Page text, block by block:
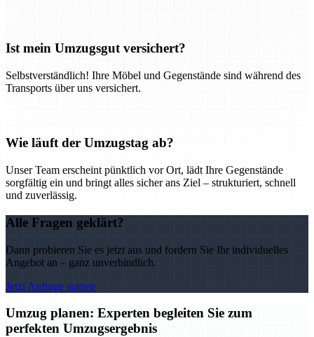
Ist mein Umzugsgut versichert?
Selbstverständlich! Ihre Möbel und Gegenstände sind während des
Transports über uns versichert.
Wie läuft der Umzugstag ab?
Unser Team erscheint pünktlich vor Ort, lädt Ihre Gegenstände
sorgfältig ein und bringt alles sicher ans Ziel – strukturiert, schnell
und zuverlässig.
Alle Fragen geklärt?
Dann probieren Sie es jetzt aus und fordern Sie Ihr individuelles
Angebot an – ganz unverbindlich.
Jetzt Anfrage starten
Umzug planen: Experten begleiten Sie zum
perfekten Umzugsergebnis